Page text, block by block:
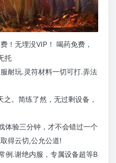
！无埋没VIP！ 喝药免费，
托
耐玩.灵符材料一切可打.弄法
。简练了然，无过剩设备，
体验三分钟，才不会错过一个
得云切,公允公道!
例.谢绝内服，专属设备超等B